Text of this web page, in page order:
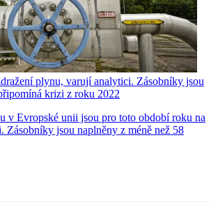
plynu, varují analytici. Zásobníky jsou
krizi z roku 2022
v Evropské unii jsou pro toto období roku na
Zásobníky jsou naplněny z méně než 58